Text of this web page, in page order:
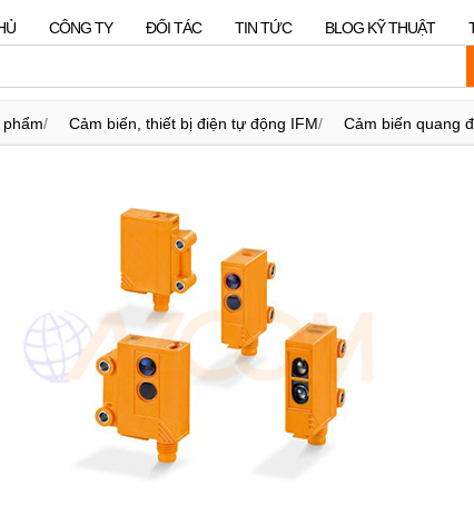
CÔNG TY ĐỐI TÁC TIN TỨC BLOG KỸ THUẬT
/ Cảm biến, thiết bị điện tự động IFM/ Cảm biến quang